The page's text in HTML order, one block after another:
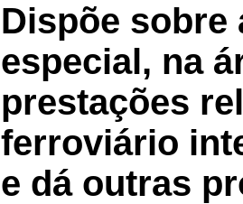
Dispõe sobre
especial, na
prestações
ferroviário
e dá outras